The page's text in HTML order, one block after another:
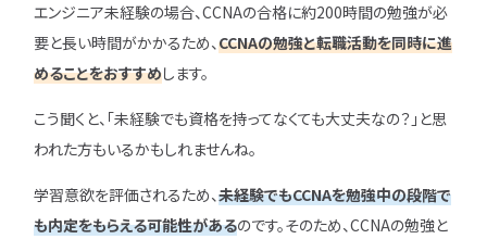
エンジニア未経験の場合、CCNAの合格に約200時間の勉強が必
要と長い時間がかかるため、CCNAの勉強と転職活動を同時に進
めることをおすすめします。
こう聞くと、「未経験でも資格を持ってなくても大丈夫なの？」と思
われた方もいるかもしれませんね。
学習意欲を評価されるため、未経験でもCCNAを勉強中の段階で
も内定をもらえる可能性があるのです。そのため、CCNAの勉強と